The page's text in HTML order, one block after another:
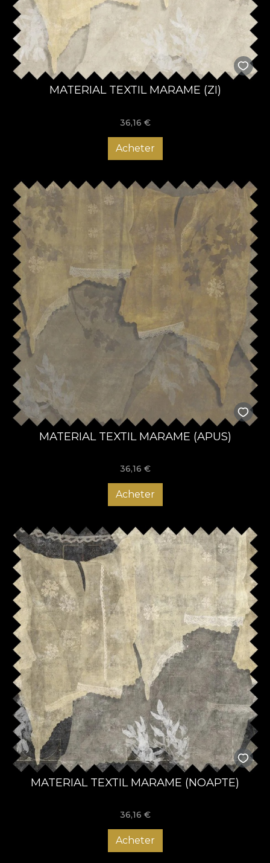
MATERIAL TEXTIL MARAME (ZI)
36,16 €
Acheter
MATERIAL TEXTIL MARAME (APUS)
36,16 €
Acheter
MATERIAL TEXTIL MARAME (NOAPTE)
36,16 €
Acheter